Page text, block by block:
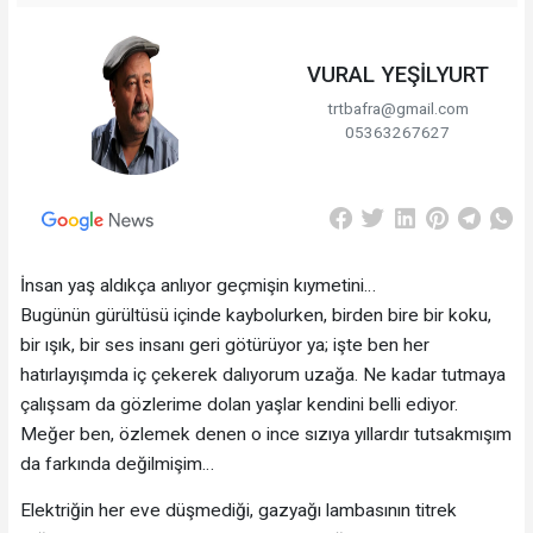
VURAL YEŞİLYURT
trtbafra@gmail.com
05363267627
İnsan yaş aldıkça anlıyor geçmişin kıymetini…
Bugünün gürültüsü içinde kaybolurken, birden bire bir koku,
bir ışık, bir ses insanı geri götürüyor ya; işte ben her
hatırlayışımda iç çekerek dalıyorum uzağa. Ne kadar tutmaya
çalışsam da gözlerime dolan yaşlar kendini belli ediyor.
Meğer ben, özlemek denen o ince sızıya yıllardır tutsakmışım
da farkında değilmişim…
Elektriğin her eve düşmediği, gazyağı lambasının titrek